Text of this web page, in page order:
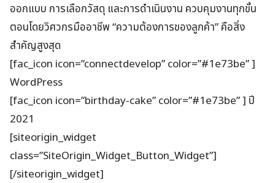
ออกแบบ การเลือกวัสดุ และการดำเนินงาน ควบคุมงานทุกขั้น
ตอนโดยวิศวกรมืออาชีพ “ความต้องการของลูกค้า” คือสิ่ง
สำคัญสูงสุด
[fac_icon icon=”connectdevelop” color=”#1e73be” ]
WordPress
[fac_icon icon=”birthday-cake” color=”#1e73be” ] ปี
2021
[siteorigin_widget
class=”SiteOrigin_Widget_Button_Widget”]
[/siteorigin_widget]